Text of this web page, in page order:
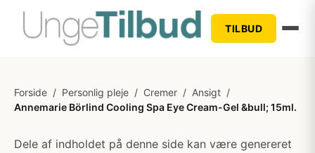
TILBUD
Forside / Personlig pleje / Cremer / Ansigt /
Annemarie Börlind Cooling Spa Eye Cream-Gel &bull; 15ml.
Dele af indholdet på denne side kan være genereret